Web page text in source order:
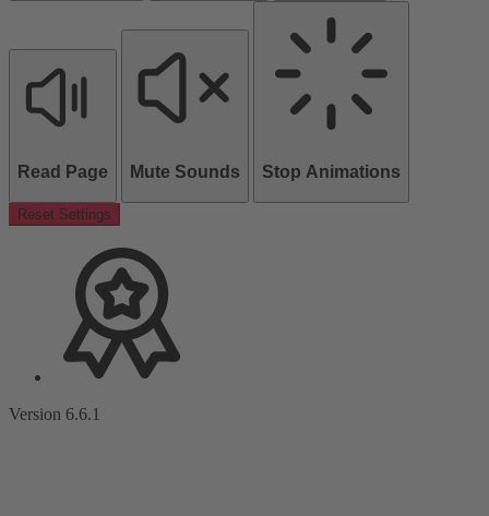
Read Page Mute Sounds Stop Animations
Reset Settings
Version 6.6.1